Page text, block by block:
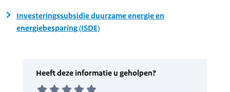
Investeringssubsidie duurzame energie en
energiebesparing (ISDE)